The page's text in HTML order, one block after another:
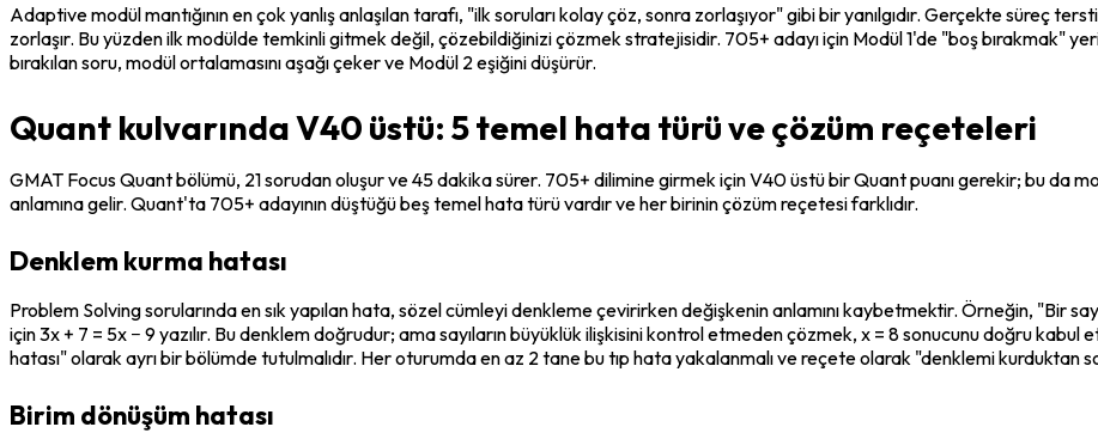
Adaptive modül mantığının en çok yanlış anlaşılan tarafı, "ilk soruları kolay çöz, sonra zorlaşıyor" gibi bir yanılgıdır. Gerçekte süreç
zorlaşır. Bu yüzden ilk modülde temkinli gitmek değil, çözebildiğinizi çözmek stratejisidir. 705+ adayı için Modül 1'de "boş bırakmak"
bırakılan soru, modül ortalamasını aşağı çeker ve Modül 2 eşiğini düşürür.
Quant kulvarında V40 üstü: 5 temel hata türü ve çözüm reçeteleri
GMAT Focus Quant bölümü, 21 sorudan oluşur ve 45 dakika sürer. 705+ dilimine girmek için V40 üstü bir Quant puanı gerekir; bu da
anlamına gelir. Quant'ta 705+ adayının düştüğü beş temel hata türü vardır ve her birinin çözüm reçetesi farklıdır.
Denklem kurma hatası
Problem Solving sorularında en sık yapılan hata, sözel cümleyi denkleme çevirirken değişkenin anlamını kaybetmektir. Örneğin, "Bir
için 3x + 7 = 5x − 9 yazılır. Bu denklem doğrudur; ama sayıların büyüklük ilişkisini kontrol etmeden çözmek, x = 8 sonucunu doğru
hatası" olarak ayrı bir bölümde tutulmalıdır. Her oturumda en az 2 tane bu tıp hata yakalanmalı ve reçete olarak "denklemi kurduktan
Birim dönüşüm hatası